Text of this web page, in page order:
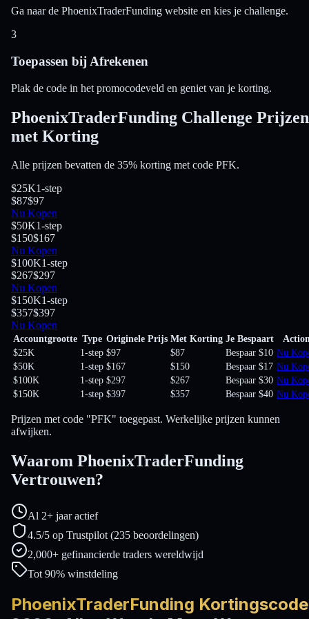
Ga naar de PhoenixTraderFunding website en kies je challenge.
3
Toepassen bij Afrekenen
Plak de code in het promocodeveld en geniet van je korting.
PhoenixTraderFunding Challenge Prijzen
met Korting
Alle prijzen bevatten de 35% korting met code PFK.
$25K1-step
$87$97
Nu Kopen
$50K1-step
$150$167
Nu Kopen
$100K1-step
$267$297
Nu Kopen
$150K1-step
$357$397
Nu Kopen
Accountgrootte Type Originele Prijs Met Korting Je Bespaart
$25K
1-step $97 $87 Bespaar $10 Nu
$50K
1-step $167 $150 Bespaar $17 Nu
$100K
1-step $297 $267 Bespaar $30 Nu
$150K
1-step $397 $357 Bespaar $40 Nu
Prijzen met code "PFK" toegepast. Werkelijke prijzen kunnen
afwijken.
Waarom PhoenixTraderFunding
Vertrouwen?
Al 2+ jaar actief
4.5/5 op Trustpilot (235 beoordelingen)
2,000+ gefinancierde traders wereldwijd
Tot 90% winstdeling
PhoenixTraderFunding Kortingscode